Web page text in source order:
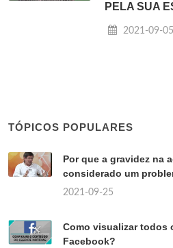
PELA SUA
2021-09-05
TÓPICOS POPULARES
Por que a gravidez na
considerado um
2021-09-25
Como visualizar todos
Facebook?